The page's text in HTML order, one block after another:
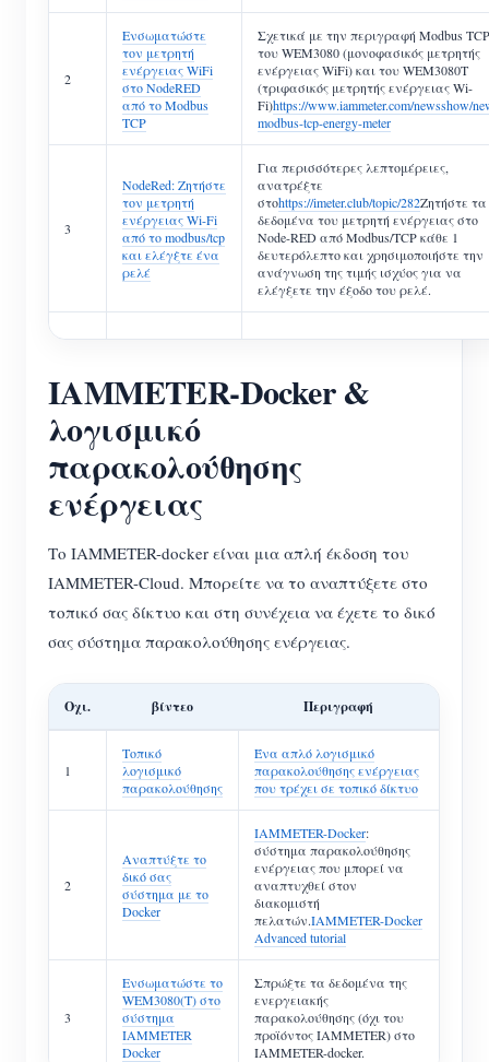
2
Ενσωματώστε
τον μετρητή
ενέργειας WiFi
στο NodeRED
από το Modbus
TCP
Σχετικά με την περιγραφή Modbus TCP
του WEM3080 (μονοφασικός μετρητής
ενέργειας WiFi) και του WEM3080T
(τριφασικός μετρητής ενέργειας Wi-
Fi)https://www.iammeter.com/newsshow/
modbus-tcp-energy-meter
3
NodeRed: Ζητήστε
τον μετρητή
ενέργειας Wi-Fi
από το modbus/tcp
και ελέγξτε ένα
ρελέ
Για περισσότερες λεπτομέρειες,
ανατρέξτε
στοhttps://imeter.club/topic/282Ζητήστε τα
δεδομένα του μετρητή ενέργειας στο
Node-RED από Modbus/TCP κάθε 1
δευτερόλεπτο και χρησιμοποιήστε την
ανάγνωση της τιμής ισχύος για να
ελέγξετε την έξοδο του ρελέ.
IAMMETER-Docker &
λογισμικό
παρακολούθησης
ενέργειας
Το IAMMETER-docker είναι μια απλή έκδοση του
IAMMETER-Cloud. Μπορείτε να το αναπτύξετε στο
τοπικό σας δίκτυο και στη συνέχεια να έχετε το δικό
σας σύστημα παρακολούθησης ενέργειας.
Οχι. βίντεο Περιγραφή
1
Τοπικό
λογισμικό
παρακολούθησης
Ένα απλό λογισμικό
παρακολούθησης ενέργειας
που τρέχει σε τοπικό δίκτυο
2
Αναπτύξτε το
δικό σας
σύστημα με το
Docker
IAMMETER-Docker:
σύστημα παρακολούθησης
ενέργειας που μπορεί να
αναπτυχθεί στον
διακομιστή
πελατών.IAMMETER-Docker
Advanced tutorial
3
Ενσωματώστε το
WEM3080(T) στο
σύστημα
IAMMETER
Docker
Σπρώξτε τα δεδομένα της
ενεργειακής
παρακολούθησης (όχι του
προϊόντος IAMMETER) στο
IAMMETER-docker.